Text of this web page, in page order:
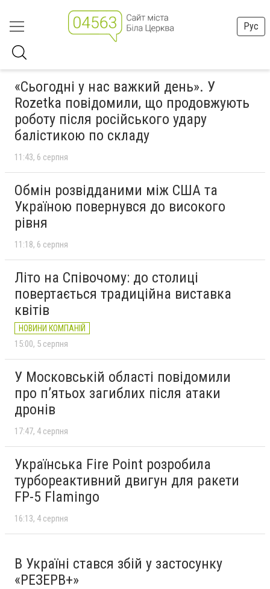
Рус
«Сьогодні у нас важкий день». У
Rozetka повідомили, що продовжують
роботу після російського удару
балістикою по складу
11:43 6 серпня
Обмін розвідданими між США та
Україною повернувся до високого
рівня
11:18 6 серпня
Літо на Співочому: до столиці
повертається традиційна виставка
квітів
НОВИНИ КОМПАНІЙ
15:00 5 серпня
У Московській області повідомили
про п’ятьох загиблих після атаки
дронів
17:47 4 серпня
Українська Fire Point розробила
турбореактивний двигун для ракети
FP-5 Flamingo
16:13 4 серпня
В Україні стався збій у застосунку
«РЕЗЕРВ+»